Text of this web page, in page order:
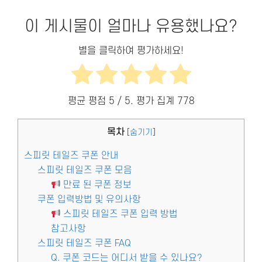
이 게시물이 얼마나 유용했나요?
별을 클릭하여 평가하세요!
평균 평점 5 / 5. 평가 집계 778
목차 숨기기
스피릿 테일즈 쿠폰 안내
스피릿 테일즈 쿠폰 모음
만료 된 쿠폰 정보
쿠폰 입력방법 및 유의사항
스피릿 테일즈 쿠폰 입력 방법
참고사항
스피릿 테일즈 쿠폰 FAQ
Q. 쿠폰 코드는 어디서 받을 수 있나요?